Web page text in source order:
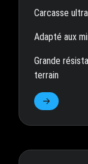
Carcasse
Adapté aux
Grande
terrain